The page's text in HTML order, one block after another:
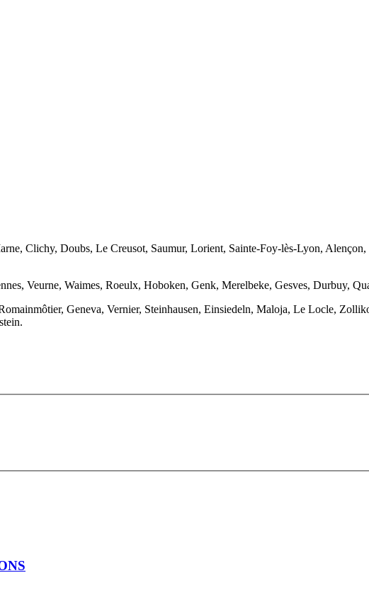
Clichy, Doubs, Le Creusot, Saumur, Lorient, Sainte-Foy-lès-Lyon,
Veurne, Waimes, Roeulx, Hoboken, Genk, Merelbeke, Gesves, Durbuy,
Geneva, Vernier, Steinhausen, Einsiedeln, Maloja, Le Locle,